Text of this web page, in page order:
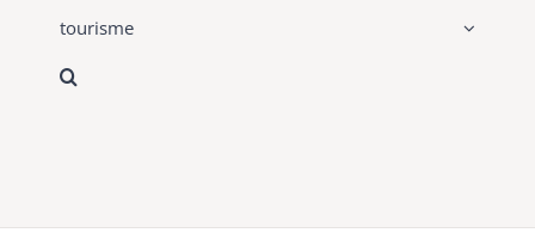
tourisme